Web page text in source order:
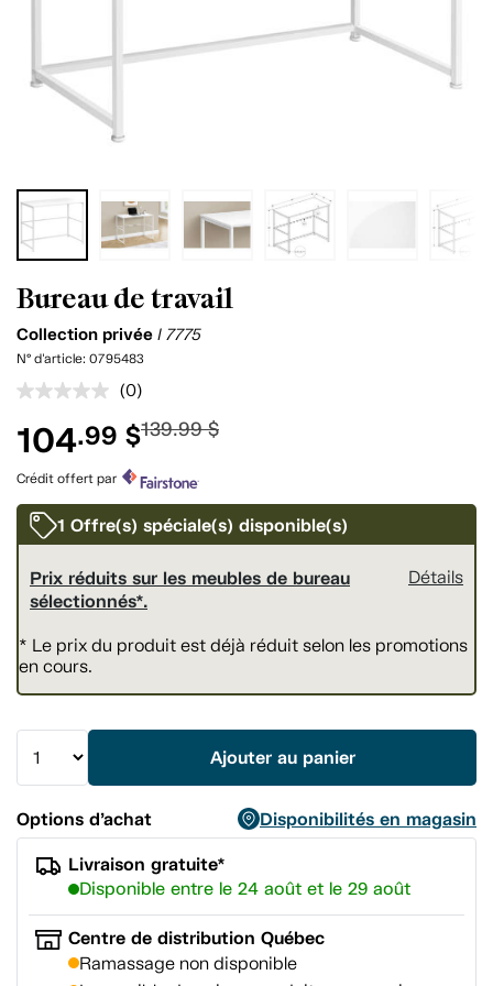
Bureau de travail
Collection privée I 7775
N° d'article: 0795483
Aucune
pour
ce
produit.
Lien
vers
la
même
(0)
104.99 $139.99 $
Crédit offert par
1 Offre(s) spéciale(s) disponible(s)
Prix réduits sur les meubles de bureau
sélectionnés*.
Détails
* Le prix du produit est déjà réduit selon les promotions
en cours.
Ajouter au panier
Options d’achat
Disponibilités en magasin
Livraison gratuite*
Disponible entre le 24 août et le 29 août
Centre de distribution Québec
Ramassage non disponible